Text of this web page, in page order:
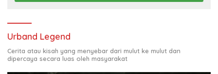
Urband Legend
Cerita atau kisah yang menyebar dari mulut ke mulut dan
dipercaya secara luas oleh masyarakat